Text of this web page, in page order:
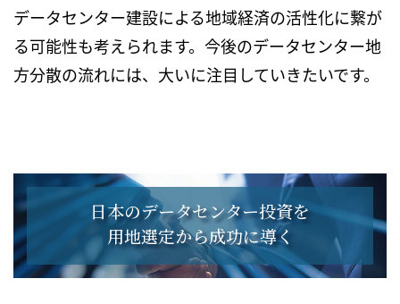
データセンター建設による地域経済の活性化に繋が
る可能性も考えられます。今後のデータセンター地
方分散の流れには、大いに注目していきたいです。
日本のデータセンター投資を
用地選定から成功に導く